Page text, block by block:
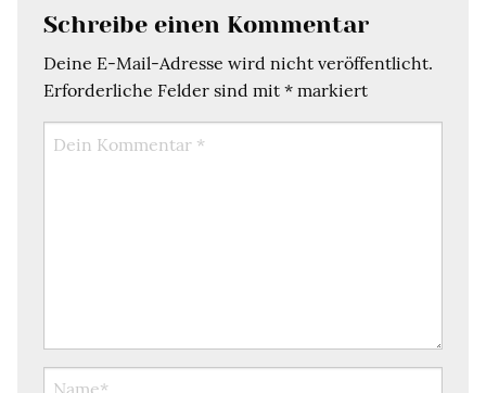
Schreibe einen Kommentar
Deine E-Mail-Adresse wird nicht veröffentlicht.
Erforderliche Felder sind mit * markiert